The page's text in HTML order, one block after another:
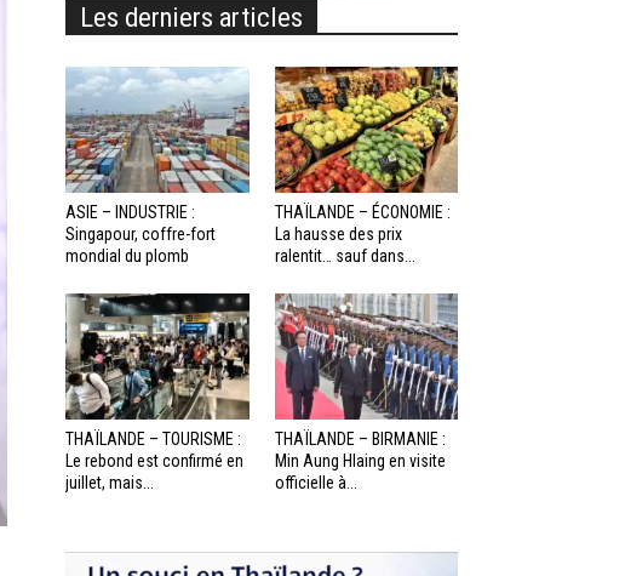
Les derniers articles
ASIE – INDUSTRIE :
Singapour, coffre-fort
mondial du plomb
THAÏLANDE – ÉCONOMIE :
La hausse des prix
ralentit… sauf dans...
THAÏLANDE – TOURISME :
Le rebond est confirmé en
juillet, mais...
THAÏLANDE – BIRMANIE :
Min Aung Hlaing en visite
officielle à...